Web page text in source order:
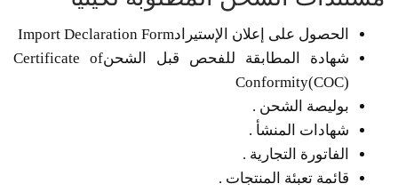
الحصول على إعلان الإستيرادImport Declaration Form
شهادة المطابقة للفحص قبل الشحنCertificate of
Conformity(COC)
بوليصة الشحن .
شهادات المنشأ .
الفاتورة التجارية .
قائمة تعبئة المنتجات .